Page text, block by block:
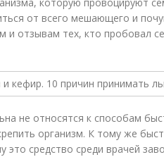
от всего мешающего и
и отзывам тех, кто пробовал
не относятся к способам
организм. К тому же
это средство среди врачей